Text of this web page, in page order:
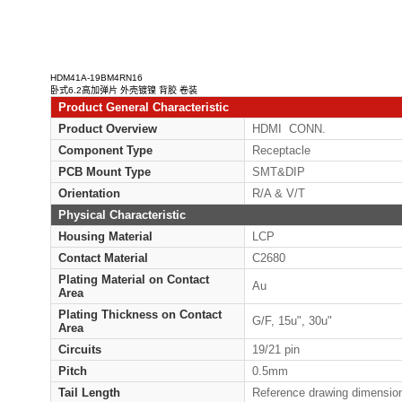
HDM41A-19BM4RN16
卧式6.2高加弹片 外壳镀镍 背胶 卷装
Product General Characteristic
Product Overview
Component Type
PCB Mount Type
Orientation
R/
Housing Material
Contact Material